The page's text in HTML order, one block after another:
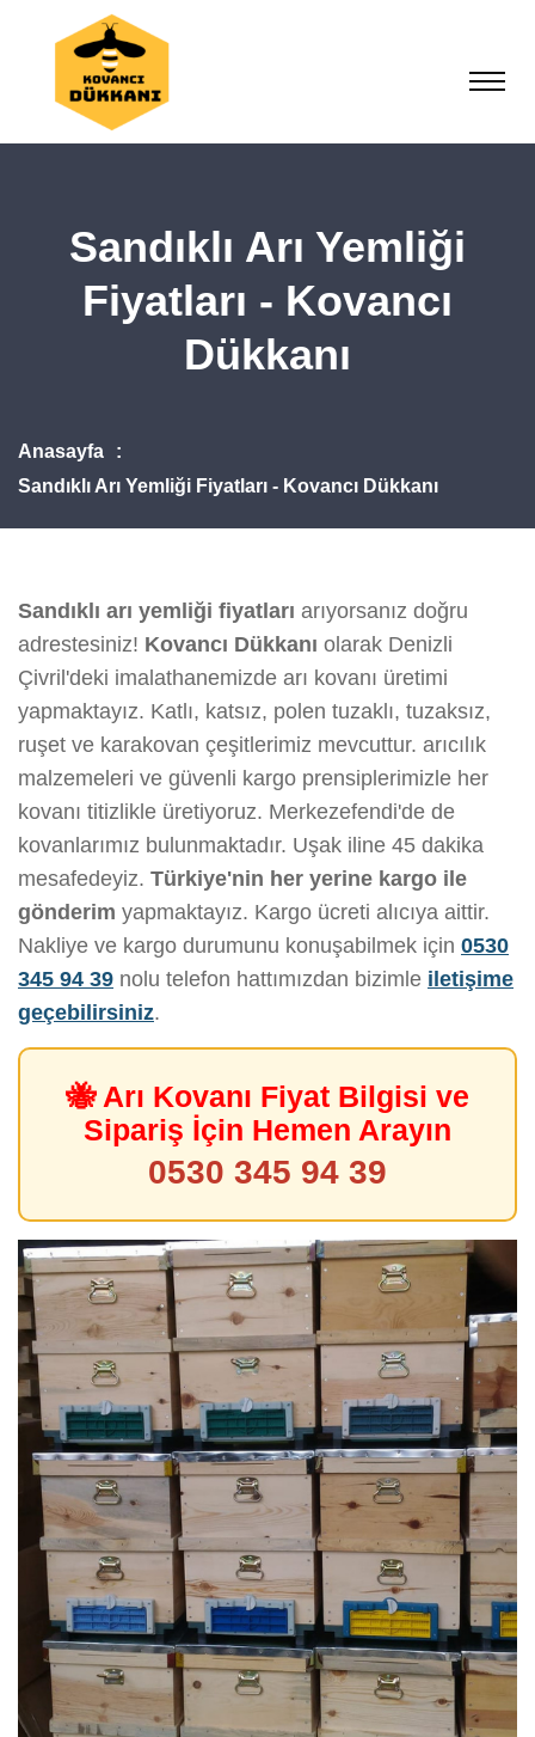
Sandıklı Arı Yemliği
Fiyatları - Kovancı
Dükkanı
Anasayfa
Sandıklı Arı Yemliği Fiyatları - Kovancı Dükkanı
Sandıklı arı yemliği fiyatları arıyorsanız doğru
adrestesiniz! Kovancı Dükkanı olarak Denizli
Çivril'deki imalathanemizde arı kovanı üretimi
yapmaktayız. Katlı, katsız, polen tuzaklı, tuzaksız,
ruşet ve karakovan çeşitlerimiz mevcuttur. arıcılık
malzemeleri ve güvenli kargo prensiplerimizle her
kovanı titizlikle üretiyoruz. Merkezefendi'de de
kovanlarımız bulunmaktadır. Uşak iline 45 dakika
mesafedeyiz. Türkiye'nin her yerine kargo ile
gönderim yapmaktayız. Kargo ücreti alıcıya aittir.
Nakliye ve kargo durumunu konuşabilmek için 0530
345 94 39 nolu telefon hattımızdan bizimle iletişime
geçebilirsiniz.
🐝 Arı Kovanı Fiyat Bilgisi ve
Sipariş İçin Hemen Arayın
0530 345 94 39